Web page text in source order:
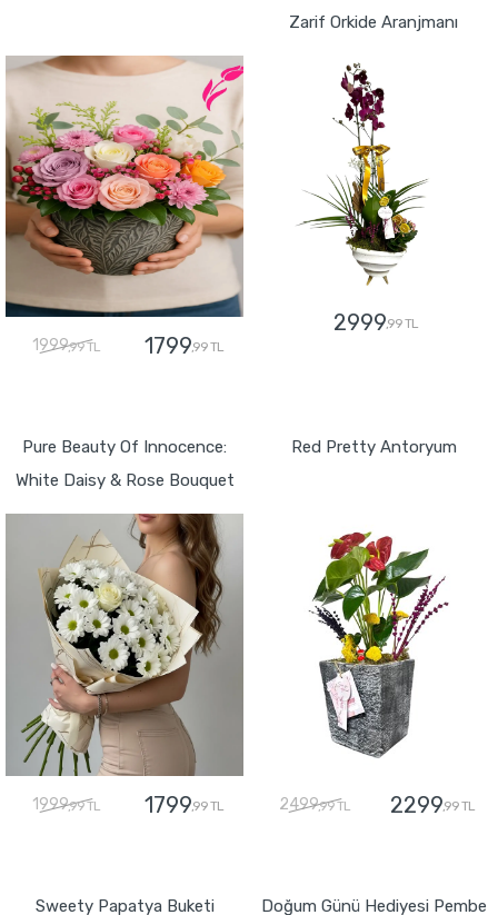
1999,99 TL 1799,99 TL
Zarif Orkide Aranjmanı
2999,99 TL
Pure Beauty Of Innocence:
White Daisy & Rose Bouquet
1999,99 TL 1799,99 TL
Red Pretty Antoryum
2499,99 TL 2299,99 TL
Sweety Papatya Buketi
Doğum Günü Hediyesi Pembe